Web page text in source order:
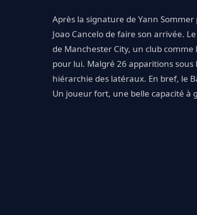
Après la signature de Yann
Joao Cancelo de faire son arrivée.
de Manchester City, un club comme
pour lui. Malgré 26 apparitions
hiérarchie des latéraux. En bref, le
Un joueur fort, une belle capacité à